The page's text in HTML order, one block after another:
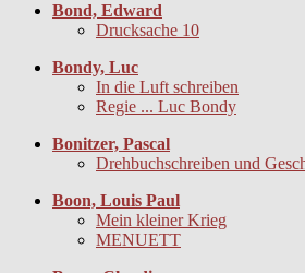
Bond, Edward
Drucksache 10
Bondy, Luc
In die Luft schreiben
Regie ... Luc Bondy
Bonitzer, Pascal
Drehbuchschreiben und
Boon, Louis Paul
Mein kleiner Krieg
MENUETT